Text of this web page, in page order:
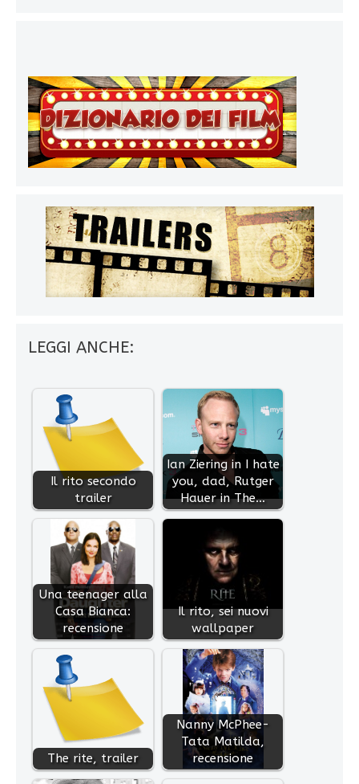
LEGGI ANCHE:
Il rito secondo
trailer
Ian Ziering in I hate
you, dad, Rutger
Hauer in The…
Una teenager alla
Casa Bianca:
recensione
Il rito, sei nuovi
wallpaper
The rite, trailer
Nanny McPhee-
Tata Matilda,
recensione